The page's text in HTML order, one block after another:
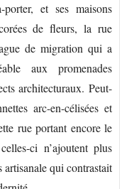
porter, et ses maisons
de fleurs, la rue
de migration qui a
aux promenades
architecturaux. Peut-
arc-en-célisées et
rue portant encore le
ci n’ajoutent plus
artisanale qui contrastait